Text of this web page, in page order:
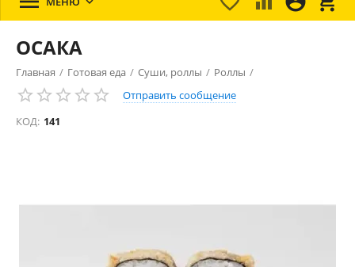
ОСАКА
Главная / Готовая еда / Суши, роллы / Роллы /
Отправить сообщение
КОД: 141